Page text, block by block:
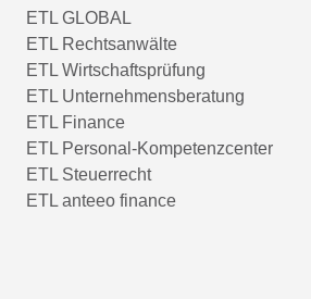
ETL GLOBAL
ETL Rechtsanwälte
ETL Wirtschaftsprüfung
ETL Unternehmensberatung
ETL Finance
ETL Personal-Kompetenzcenter
ETL Steuerrecht
ETL anteeo finance